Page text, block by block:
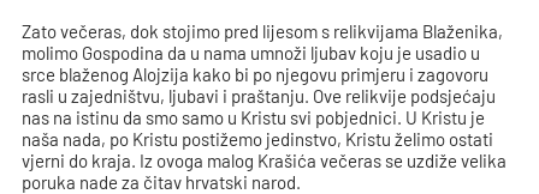
Zato večeras, dok stojimo pred lijesom s relikvijama Blaženika,
molimo Gospodina da u nama umnoži ljubav koju je usadio u
srce blaženog Alojzija kako bi po njegovu primjeru i zagovoru
rasli u zajedništvu, ljubavi i praštanju. Ove relikvije podsjećaju
nas na istinu da smo samo u Kristu svi pobjednici. U Kristu je
naša nada, po Kristu postižemo jedinstvo, Kristu želimo ostati
vjerni do kraja. Iz ovoga malog Krašića večeras se uzdiže velika
poruka nade za čitav hrvatski narod.